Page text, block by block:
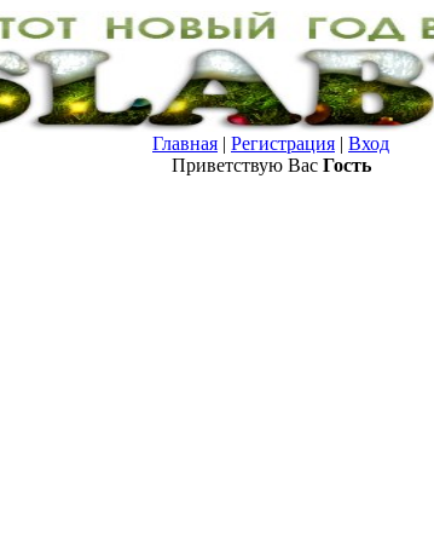
Главная | Регистрация | Вход
Приветствую Вас Гость